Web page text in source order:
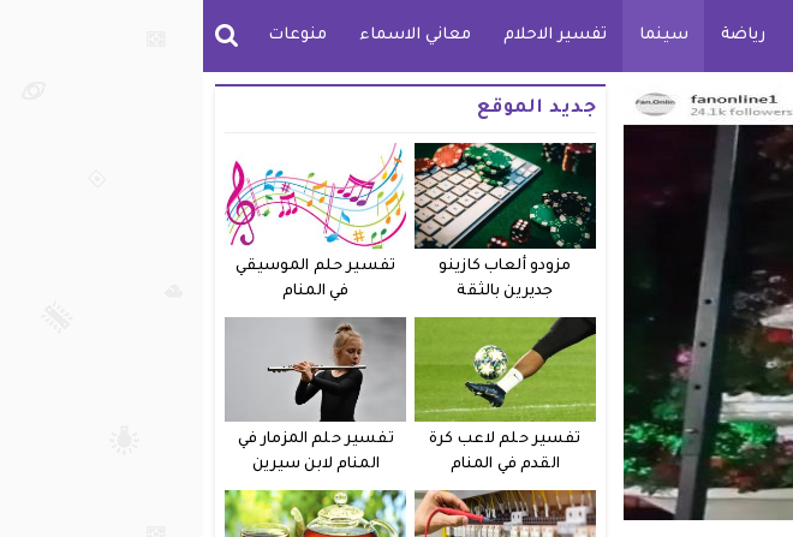
رياضة سينما تفسير الاحلام معاني الاسماء منوعات
جديد الموقع
مزودو ألعاب كازينو
جديرين بالثقة
تفسير حلم الموسيقي
في المنام
تفسير حلم لاعب كرة
القدم في المنام
تفسير حلم المزمار في
المنام لابن سيرين